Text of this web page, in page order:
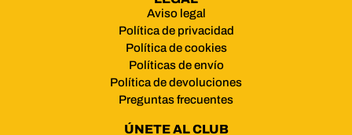
Aviso legal
Política de privacidad
Política de cookies
Políticas de envío
Política de devoluciones
Preguntas frecuentes
ÚNETE AL CLUB